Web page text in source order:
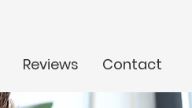
Reviews Contact